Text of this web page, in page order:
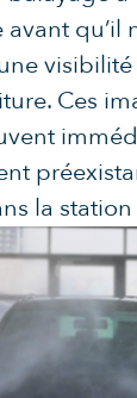
qu’il
Ces
la